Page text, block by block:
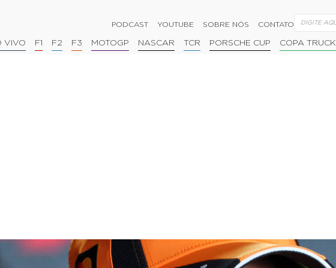
PODCAST YOUTUBE SOBRE NÓS CONTATO
VIVO F1 F2 F3 MOTOGP NASCAR TCR PORSCHE CUP COPA TRUCK